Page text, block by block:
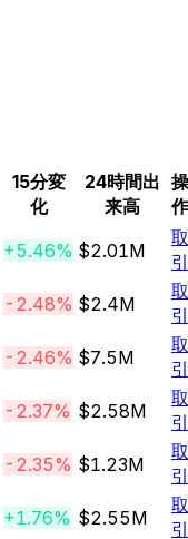
15分変
化
24時間出
来高
操
作
+5.46% $2.01M
取
引
-2.48% $2.4M
取
引
-2.46% $7.5M
取
引
-2.37% $2.58M
取
引
-2.35% $1.23M
取
引
+1.76% $2.55M
取
引